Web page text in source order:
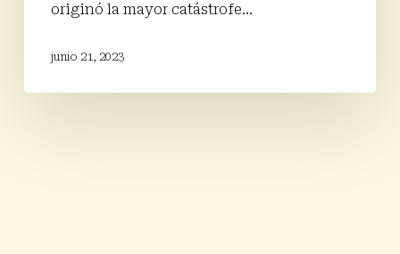
originó la mayor catástrofe…
junio 21, 2023